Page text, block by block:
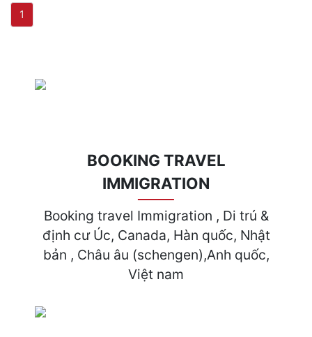
1
BOOKING TRAVEL
IMMIGRATION
Booking travel Immigration , Di trú &
định cư Úc, Canada, Hàn quốc, Nhật
bản , Châu âu (schengen),Anh quốc,
Việt nam